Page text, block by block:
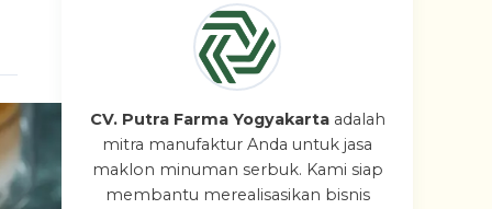
CV. Putra Farma Yogyakartaadalah
mitra manufaktur Anda untuk jasa
maklon minuman serbuk. Kami siap
membantu merealisasikan bisnis